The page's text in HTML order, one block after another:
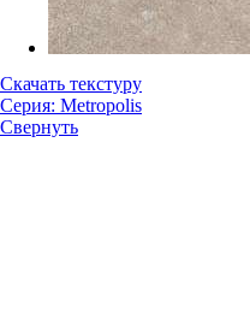
Скачать текстуру
Серия: Metropolis
Свернуть